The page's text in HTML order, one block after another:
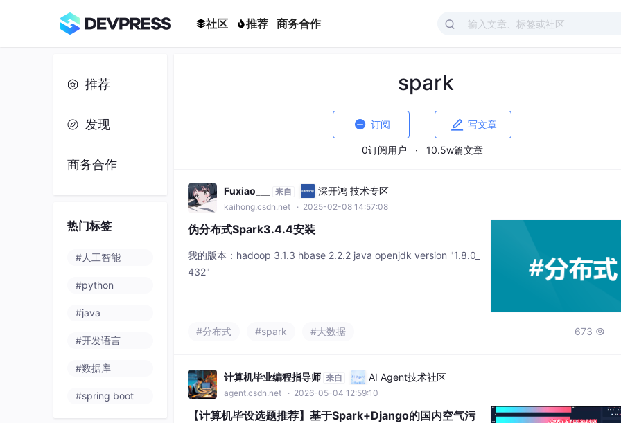
社区 推荐 商务合作
推荐
发现
商务合作
热门标签
#人工智能
#python
#java
#开发语言
#数据库
#spring boot
spark
 订阅  写文章
0订阅用户 · 10.5w篇文章
Fuxiao___ 来自 深开鸿 技术专区
kaihong.csdn.net · 2025-02-08 14:57:08
伪分布式Spark3.4.4安装
我的版本：hadoop 3.1.3 hbase 2.2.2 java openjdk version "1.8.0_
432"
#分布式 #spark #大数据 673 
计算机毕业编程指导师 来自 AI Agent技术社区
agent.csdn.net · 2026-05-04 12:59:10
【计算机毕设选题推荐】基于Spark+Django的国内空气污